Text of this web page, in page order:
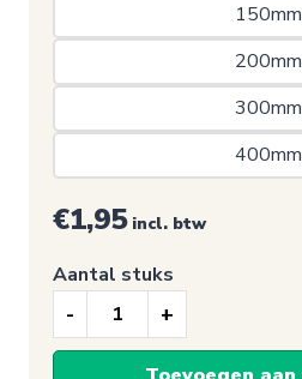
150mm
200mm
300mm
400mm
€1,95 incl. btw
Nooduitgang
sticker,
Aantal stuks